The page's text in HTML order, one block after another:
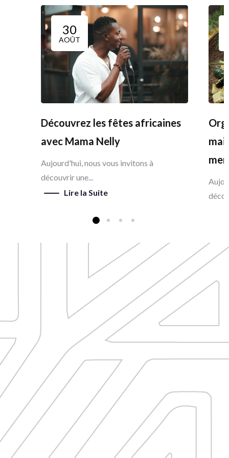
30
AOÛT
Découvrez les fêtes africaines
avec Mama Nelly
Aujourd'hui, nous vous invitons à
découvrir une...
Lire la Suite